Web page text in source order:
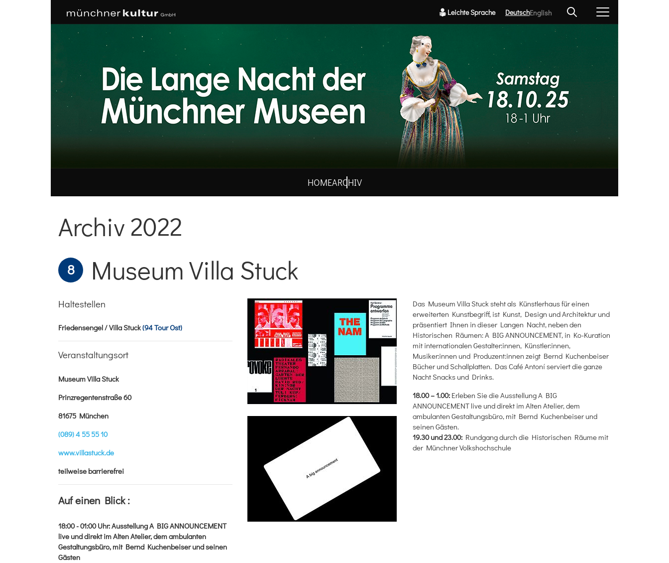
HOMEARCHIV
DeutschEnglish
Leichte Sprache
Archiv 2022
8 Museum Villa Stuck
Haltestellen
Friedensengel / Villa Stuck(94 Tour Ost)
Veranstaltungsort
Museum Villa Stuck
Prinzregentenstraße 60
81675 München
(089) 4 55 55 10
www.villastuck.de
teilweise barrierefrei
Auf einen Blick :
18:00 - 01:00Uhr:Ausstellung A BIG ANNOUNCEMENT
live und direkt im Alten Atelier, dem ambulanten
Gestaltungsbüro, mit Bernd Kuchenbeiser und seinen
Gästen
Das Museum Villa Stuck steht als Künstlerhaus für einen
erweiterten Kunstbegriff, ist Kunst, Design und Architektur und
präsentiert Ihnen in dieser Langen Nacht, neben den
Historischen Räumen: A BIG ANNOUNCEMENT, in Ko-Kuration
mit internationalen Gestalter:innen, Künstler:innen,
Musiker:innen und Produzent:innen zeigt Bernd Kuchenbeiser
Bücher und Schallplatten. Das Café Antoní serviert die ganze
Nacht Snacks und Drinks.
18.00 – 1.00: Erleben Sie die Ausstellung A BIG
ANNOUNCEMENT live und direkt im Alten Atelier, dem
ambulanten Gestaltungsbüro, mit Bernd Kuchenbeiser und
seinen Gästen.
19.30 und 23.00: Rundgang durch die Historischen Räume mit
der Münchner Volkshochschule